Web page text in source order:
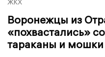
ЖКХ
Воронежцы из
«похвастались»
тараканы и мошки